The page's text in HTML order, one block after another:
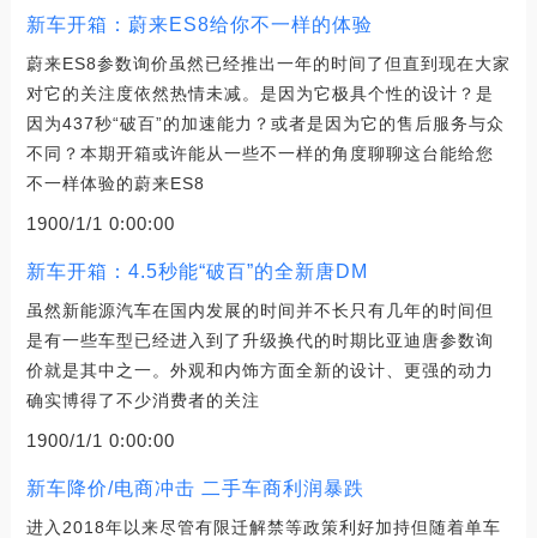
新车开箱：蔚来ES8给你不一样的体验
蔚来ES8参数询价虽然已经推出一年的时间了但直到现在大家
对它的关注度依然热情未减。是因为它极具个性的设计？是
因为437秒“破百”的加速能力？或者是因为它的售后服务与众
不同？本期开箱或许能从一些不一样的角度聊聊这台能给您
不一样体验的蔚来ES8
1900/1/1 0:00:00
新车开箱：4.5秒能“破百”的全新唐DM
虽然新能源汽车在国内发展的时间并不长只有几年的时间但
是有一些车型已经进入到了升级换代的时期比亚迪唐参数询
价就是其中之一。外观和内饰方面全新的设计、更强的动力
确实博得了不少消费者的关注
1900/1/1 0:00:00
新车降价/电商冲击 二手车商利润暴跌
进入2018年以来尽管有限迁解禁等政策利好加持但随着单车